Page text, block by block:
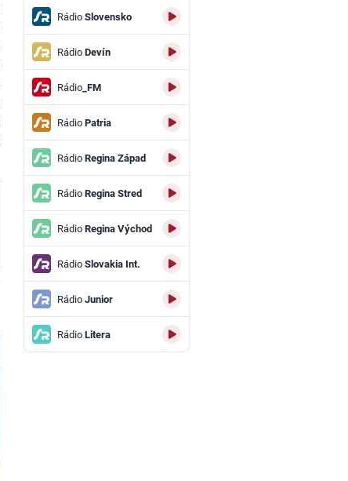
RádioSlovensko
RádioDevín
Rádio_FM
RádioPatria
RádioRegina Západ
RádioRegina Stred
RádioRegina Východ
RádioSlovakia Int.
RádioJunior
RádioLitera